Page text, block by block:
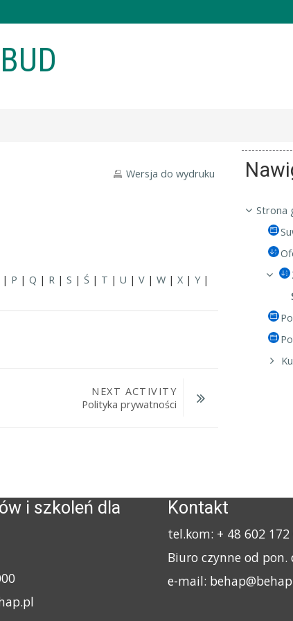
Wersja do wydruku
| P |Q | R |S |Ś | T |U |V |W |X |Y|
NEXT ACTIVITY
Polityka prywatności
Strona
i szkoleń dla
Kontakt
tel.kom: + 48 602 172
Biuro czynne od pon.
e-mail: